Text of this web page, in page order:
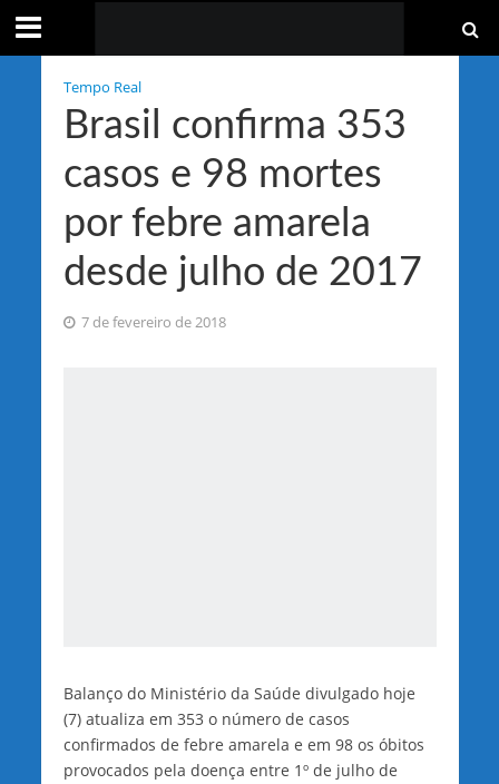
Tempo Real
Brasil confirma 353
casos e 98 mortes
por febre amarela
desde julho de 2017
7 de fevereiro de 2018
Balanço do Ministério da Saúde divulgado hoje
(7) atualiza em 353 o número de casos
confirmados de febre amarela e em 98 os óbitos
provocados pela doença entre 1º de julho de